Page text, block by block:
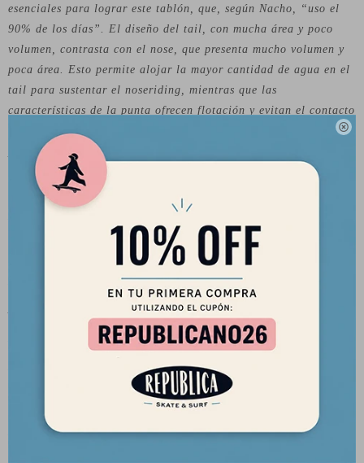

esenciales para lograr este tablón, que, según Nacho, “uso el
90% de los días”. El diseño del tail, con mucha área y poco
volumen, contrasta con el nose, que presenta mucho volumen y
poca área. Esto permite alojar la mayor cantidad de agua en el
tail para sustentar el noseriding, mientras que las
características de la punta ofrecen flotación y evitan el contacto
pronunciado en el nose y fondo en "V" en la parte del tail.
Características generales
Los colores pueden variar mínimamente entre la foto de la web y